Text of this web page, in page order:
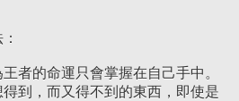
者的命運只會掌握在自己手中。
到，而又得不到的東西，即使是